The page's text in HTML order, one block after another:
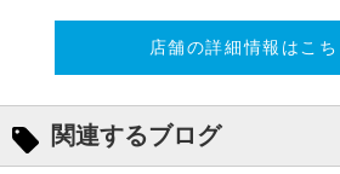
店舗の詳細情報はこち
関連するブログ